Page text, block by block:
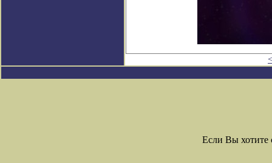
Если Вы хотите